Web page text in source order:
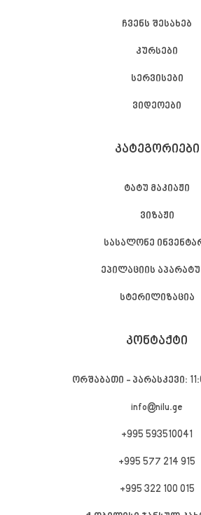
ჩვენს შესახებ
კურსები
სერვისები
ვიდეოები
ᲙᲐᲢᲔᲒᲝᲠᲘᲔᲑᲘ
ტატუ მაკიაჟი
ვიზაჟი
სასალონე
ეპილაციის
სტერილიზაცია
ᲙᲝᲜᲢᲐᲥᲢᲘ
ორშაბათი - პარასკევი:
info@nilu.ge
+995 593510041
+995 577 214 915
+995 322 100 015